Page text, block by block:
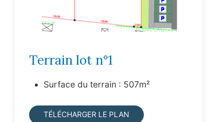
Terrain lot n°1
Surface du terrain : 507m²
TÉLÉCHARGER LE PLAN